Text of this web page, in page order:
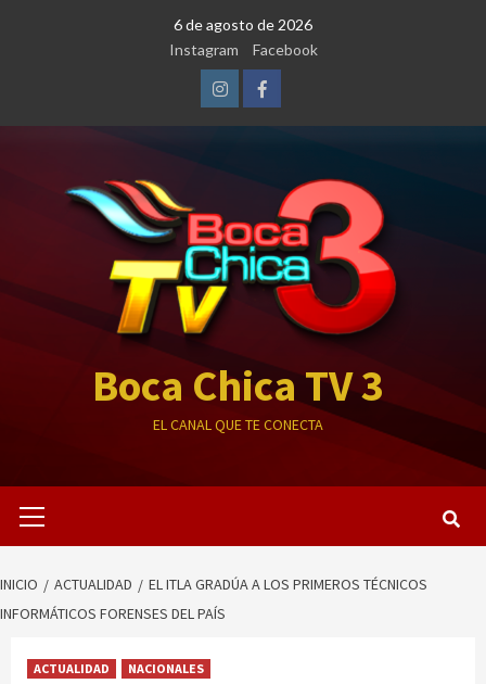
6 de agosto de 2026
Instagram
Facebook
InstagramFacebook
Boca Chica TV 3
EL CANAL QUE TE CONECTA
primario
INICIO ACTUALIDAD
EL ITLA GRADÚA A LOS PRIMEROS TÉCNICOS
INFORMÁTICOS FORENSES DEL PAÍS
ACTUALIDAD NACIONALES